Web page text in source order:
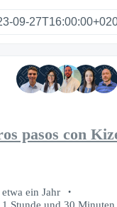
pasos con
ein Jahr
1 Stunde und 30 Minuten